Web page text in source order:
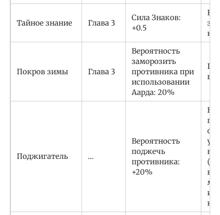
Тайное знание Глава 3
Сила Знаков:
+0.5
на
Покров зимы Глава 3
Вероятность
заморозить
противника при
использовании
Аарда: 20%
в
Поджигатель …
Вероятность
поджечь
противника:
+20%